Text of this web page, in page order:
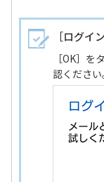
［ログイ
［OK］
認ください